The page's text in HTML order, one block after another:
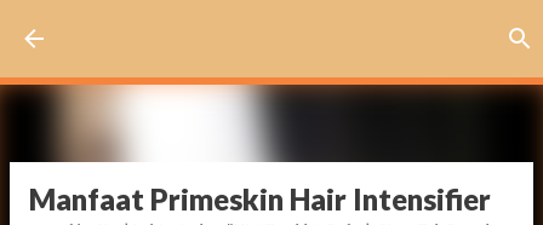
Manfaat Primeskin Hair Intensifier